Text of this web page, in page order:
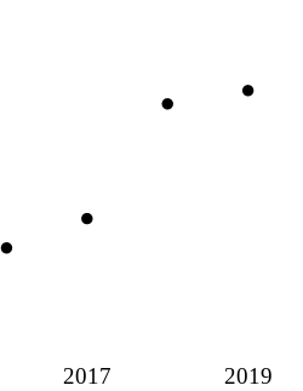
2017 2019